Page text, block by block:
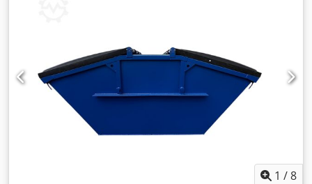
1 /8